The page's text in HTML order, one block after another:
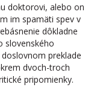
doktorovi, alebo on
im spamäti spev v
dôkladne
slovenského
preklade
dvoch-troch
pripomienky.